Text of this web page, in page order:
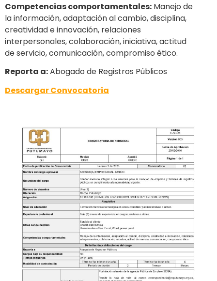
Competencias comportamentales: Manejo de
la información, adaptación al cambio, disciplina,
creatividad e innovación, relaciones
interpersonales, colaboración, iniciativa, actitud
de servicio, comunicación, compromiso ético.
Reporta a:Abogado de Registros Públicos
Descargar Convocatoria